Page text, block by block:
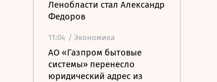
Ленобласти стал Александр
Федоров
11:04 / Экономика
АО «Газпром бытовые
системы» перенесло
юридический адрес из